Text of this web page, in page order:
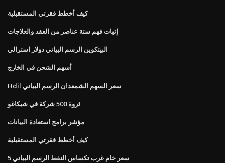
كيف أخطط فقرتي المستقبلية
إثبات فهم ستة عناصر من العقد والعلاجات
البيتكوين الرسم البياني دولار استرالي
أسهم الشحن في الخارج
Hdil سعر السهم الشمعدان الرسم البياني
ثروة 500 شركة في شيكاغو
مؤشر برامج استعادة البيانات
كيف أخطط فقرتي المستقبلية
سعر خام غرب تكساس النفط الرسم البياني 5